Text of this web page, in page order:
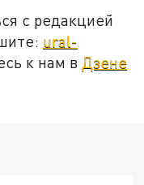
с редакцией
ural-
к нам в Дзене